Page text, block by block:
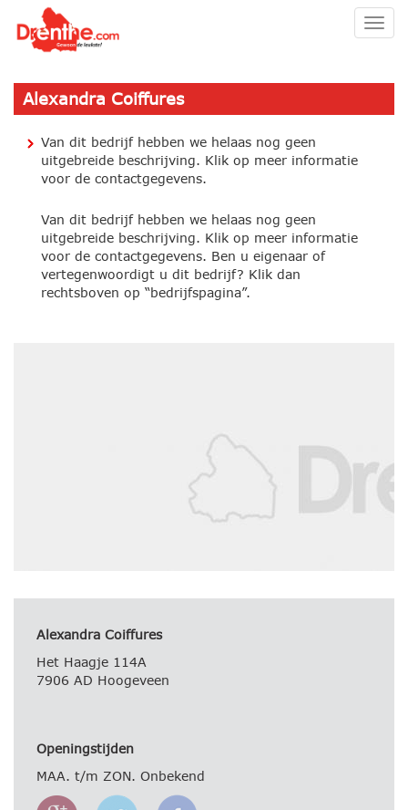
Alexandra Coiffures
Van dit bedrijf hebben we helaas nog geen
uitgebreide beschrijving. Klik op meer informatie
voor de contactgegevens.
Van dit bedrijf hebben we helaas nog geen
uitgebreide beschrijving. Klik op meer informatie
voor de contactgegevens. Ben u eigenaar of
vertegenwoordigt u dit bedrijf? Klik dan
rechtsboven op “bedrijfspagina”.
Alexandra Coiffures
Het Haagje 114A
7906 AD Hoogeveen
Openingstijden
MAA. t/m ZON. Onbekend